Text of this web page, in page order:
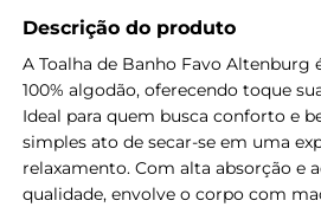
Descrição do produto
A Toalha de Banho Favo Altenburg
100% algodão, oferecendo toque
Ideal para quem busca conforto e
simples ato de secar-se em uma
relaxamento. Com alta absorção e
qualidade, envolve o corpo com